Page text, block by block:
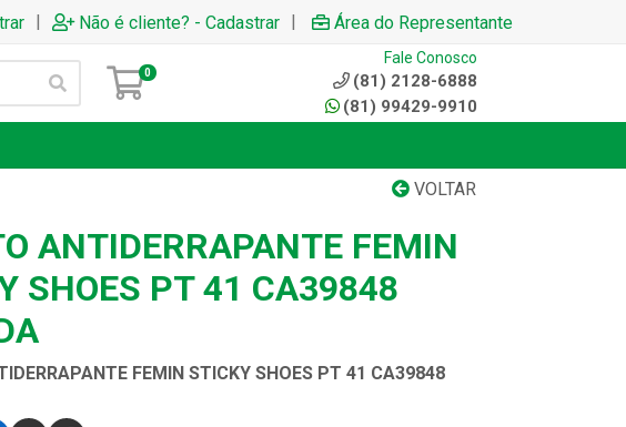
| Não é cliente? - Cadastrar | Área do Representante
0
Fale Conosco
(81) 2128-6888
(81) 99429-9910
VOLTAR
ANTIDERRAPANTE FEMIN
SHOES PT 41 CA39848
FEMIN STICKY SHOES PT 41 CA39848